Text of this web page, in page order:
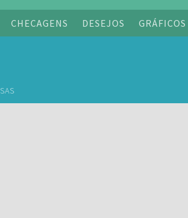
CHECAGENS DESEJOS GRÁFICOS